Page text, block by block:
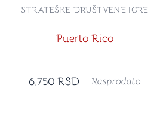
Puerto Rico
STRATEŠKE DRUŠTVENE IGRE
6,750 RSD Rasprodato